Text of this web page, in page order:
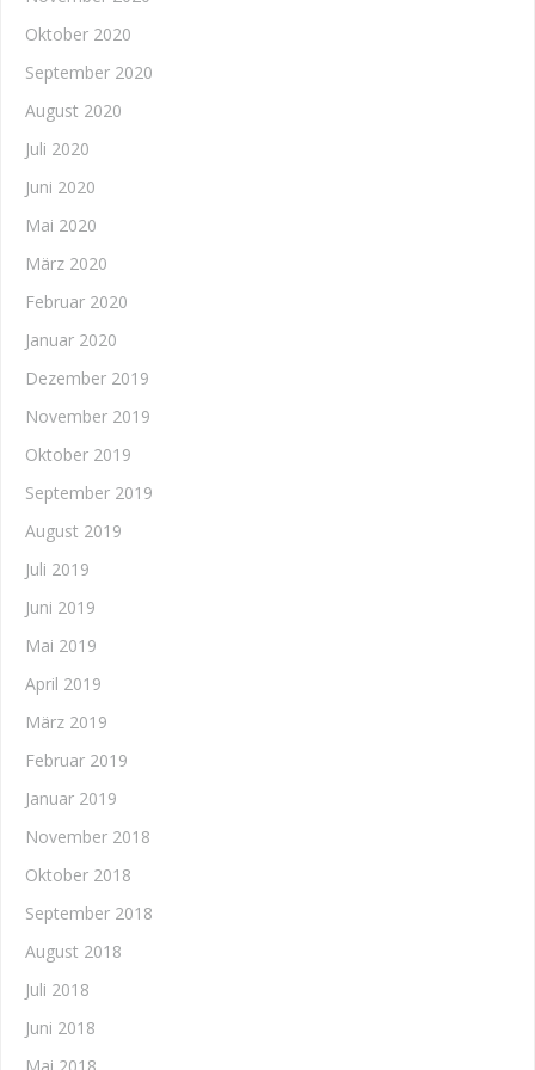
Oktober 2020
September 2020
August 2020
Juli 2020
Juni 2020
Mai 2020
März 2020
Februar 2020
Januar 2020
Dezember 2019
November 2019
Oktober 2019
September 2019
August 2019
Juli 2019
Juni 2019
Mai 2019
April 2019
März 2019
Februar 2019
Januar 2019
November 2018
Oktober 2018
September 2018
August 2018
Juli 2018
Juni 2018